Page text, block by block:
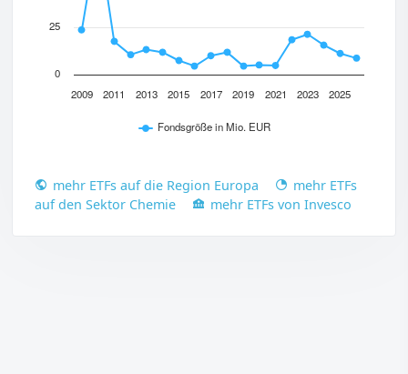
Fondsgröße in Mio. EUR
2009 2011 2013 2015 2017 2019 2021 2023 2025
0
25
mehr ETFs auf die Region Europa
mehr ETFs
auf den Sektor Chemie
mehr ETFs von Invesco